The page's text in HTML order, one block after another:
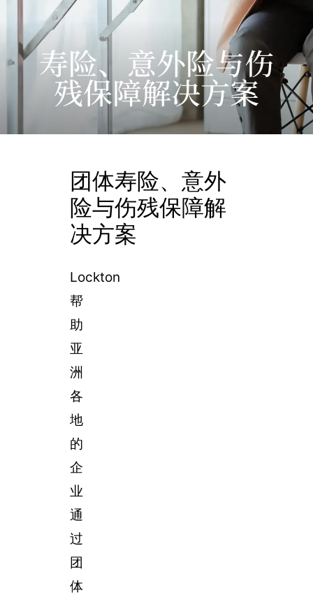
寿险、意外险与伤
残保障解决方案
团体寿险、意外
险与伤残保障解
决方案
Lockton
帮
助
亚
洲
各
地
的
企
业
通
过
团
体